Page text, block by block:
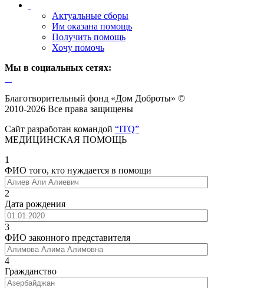
Актуальные сборы
Им оказана помощь
Получить помощь
Хочу помочь
Мы в социальных сетях:
Благотворительный фонд «Дом Доброты» ©
2010-2026 Все права защищены
Сайт разработан командой “ITQ”
МЕДИЦИНСКАЯ ПОМОЩЬ
1
ФИО того, кто нуждается в помощи
2
Дата рождения
3
ФИО законного представителя
4
Гражданство